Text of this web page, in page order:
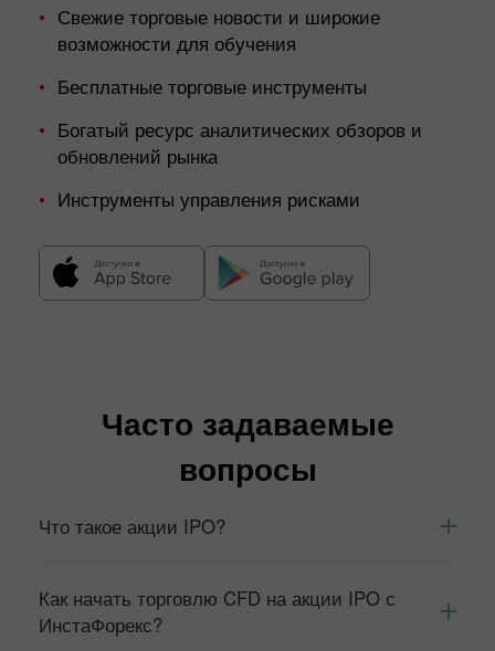
Свежие торговые новости и широкие
возможности для обучения
Бесплатные торговые инструменты
Богатый ресурс аналитических обзоров и
обновлений рынка
Инструменты управления рисками
Часто задаваемые
вопросы
Что такое акции IPO?
Как начать торговлю CFD на акции IPO с
ИнстаФорекс?